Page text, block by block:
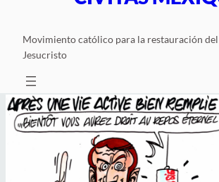
Movimiento católico para la restauración
Jesucristo